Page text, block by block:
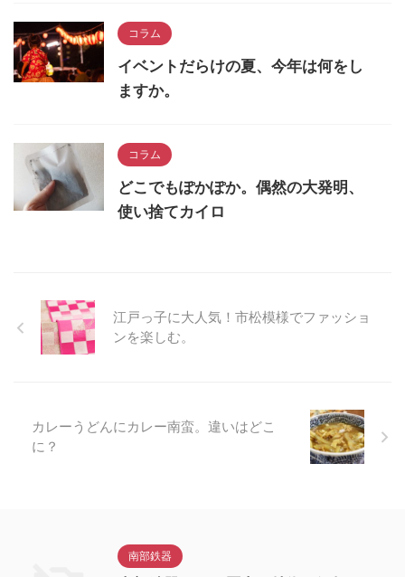
コラム
イベントだらけの夏、今年は何をし
ますか。
コラム
どこでもぽかぽか。偶然の大発明、
使い捨てカイロ
江戸っ子に大人気！市松模様でファッショ
ンを楽しむ。
カレーうどんにカレー南蛮。違いはどこ
に？
南部鉄器